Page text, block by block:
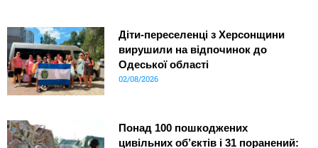
Діти-переселенці з Херсонщини
вирушили на відпочинок до
Одеської області
02/08/2026
Понад 100 пошкоджених
цивільних об’єктів і 31 поранений: